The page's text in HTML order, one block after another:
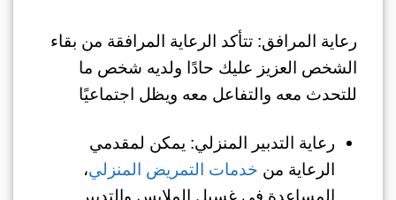
رعاية المرافق: تتأكد الرعاية المرافقة من بقاء
الشخص العزيز عليك حادًا ولديه شخص ما
للتحدث معه والتفاعل معه ويظل اجتماعيًا
رعاية التدبير المنزلي: يمكن لمقدمي
الرعاية من خدمات التمريض المنزلي،
المساعدة في غسيل الملابس والتدبير